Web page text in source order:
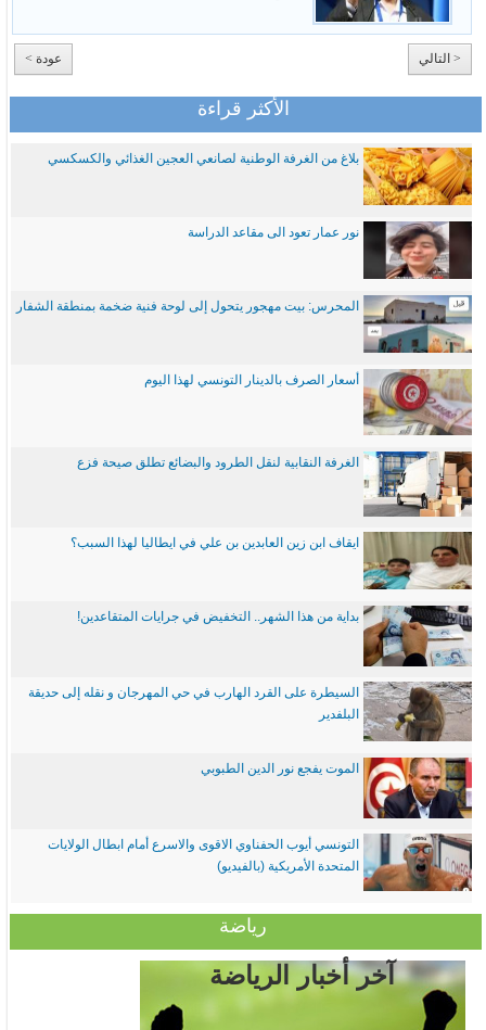
عودة > < التالي
الأكثر قراءة
بلاغ من الغرفة الوطنية لصانعي العجين الغذائي والكسكسي
نور عمار تعود الى مقاعد الدراسة
المحرس: بيت مهجور يتحول إلى لوحة فنية ضخمة بمنطقة الشفار
أسعار الصرف بالدينار التونسي لهذا اليوم
الغرفة النقابية لنقل الطرود والبضائع تطلق صيحة فزع
ايقاف ابن زين العابدين بن علي في ايطاليا لهذا السبب؟
بداية من هذا الشهر.. التخفيض في جرايات المتقاعدين!
السيطرة على القرد الهارب في حي المهرجان و نقله إلى حديقة
البلفدير
الموت يفجع نور الدين الطبوبي
التونسي أيوب الحفناوي الاقوى والاسرع أمام ابطال الولايات
المتحدة الأمريكية (بالفيديو)
رياضة
آخر أخبار الرياضة